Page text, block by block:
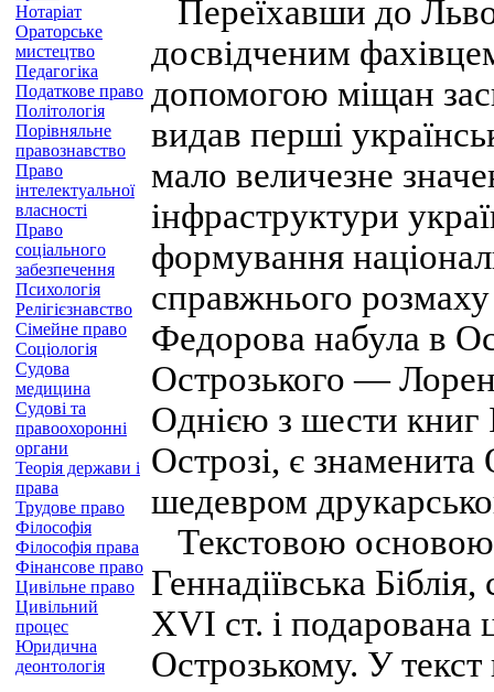
Нотаріат
Ораторське
мистецтво
Педагогіка
Податкове право
Політологія
Порівняльне
правознавство
Право
інтелектуальної
власності
Право
соціального
забезпечення
Психологія
Релігієзнавство
Сімейне право
Соціологія
Судова
медицина
Судові та
правоохоронні
органи
Теорія держави і
права
Трудове право
Філософія
Філософія права
Фінансове право
Цивільне право
Цивільний
процес
Юридична
деонтологія
Переїхавши до
досвідченим
допомогою міщан
видав перші
мало величезне
інфраструктури
формування
справжнього розмаху
Федорова набула в
Острозького —
Однією з шести книг
Острозі, є знаменита
шедевром
Текстовою основою
Геннадіївська
XVI ст. і
Острозькому. У текст